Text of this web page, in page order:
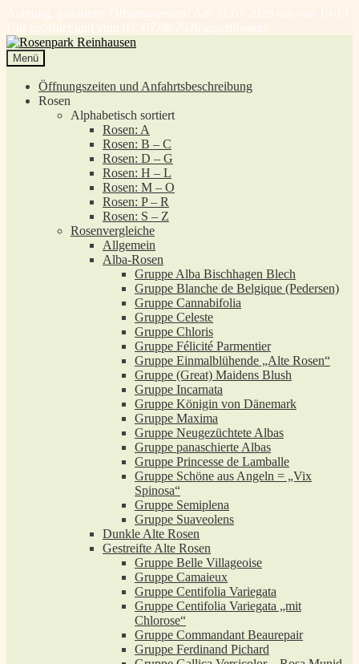
Achtung, geänderte Öffnungszeiten! Am 31.07.2026 nur von 10-13
Uhr geöffnet und vom 03.-07.08.2026 geschlossen!
Zur
Navigation
springen
Zum
Inhalt
springen
Menü
Öffnungszeiten und Anfahrtsbeschreibung
Rosen
Alphabetisch sortiert
Rosen: A
Rosen: B – C
Rosen: D – G
Rosen: H – L
Rosen: M – O
Rosen: P – R
Rosen: S – Z
Rosenvergleiche
Allgemein
Alba-Rosen
Gruppe Alba Bischhagen Blech
Gruppe Blanche de Belgique (Pedersen)
Gruppe Cannabifolia
Gruppe Celeste
Gruppe Chloris
Gruppe Félicité Parmentier
Gruppe Einmalblühende „Alte Rosen“
Gruppe (Great) Maidens Blush
Gruppe Incarnata
Gruppe Königin von Dänemark
Gruppe Maxima
Gruppe Neugezüchtete Albas
Gruppe panaschierte Albas
Gruppe Princesse de Lamballe
Gruppe Schöne aus Angeln = „Vix
Spinosa“
Gruppe Semiplena
Gruppe Suaveolens
Dunkle Alte Rosen
Gestreifte Alte Rosen
Gruppe Belle Villageoise
Gruppe Camaieux
Gruppe Centifolia Variegata
Gruppe Centifolia Variegata „mit
Chlorose“
Gruppe Commandant Beaurepair
Gruppe Ferdinand Pichard